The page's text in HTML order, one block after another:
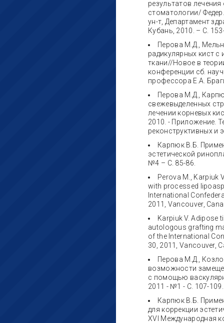
результатов
стоматологии/
ун-т, Департамент
Кубань, 2010. – С.
Перова М.Д.,
радикулярных кист
ткани//Новое в
конференции сб.
профессора Е.А.
Перова М.Д.,
свежевыделенных
лечении корневых
2010. - Приложение.
реконструктивных и
Карпюк В.Б.
эстетической
№4 – С. 85-86.
Perova М., Karpiuk
with processed
International
2011, Vancouver,
Karpiuk V. Adipose
autologous grafting
of the International
30, 2011, Vancouver,
Перова М.Д.,
возможности
с помощью
2011 - №1 - С. 107-109.
Карпюк В.Б.
для коррекции
XVI Международная